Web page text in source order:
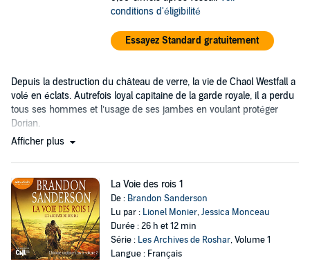
conditions d'éligibilité
Essayez Standard gratuitement
Depuis la destruction du château de verre, la vie de Chaol Westfall a
volé en éclats. Autrefois loyal capitaine de la garde royale, il a perdu
tous ses hommes et l’usage de ses jambes en voulant protéger
Dorian.
Afficher plus
La Voie des rois 1
De : Brandon Sanderson
Lu par : Lionel Monier,Jessica Monceau
Durée : 26 h et 12 min
Série : Les Archives de Roshar, Volume 1
Langue : Français